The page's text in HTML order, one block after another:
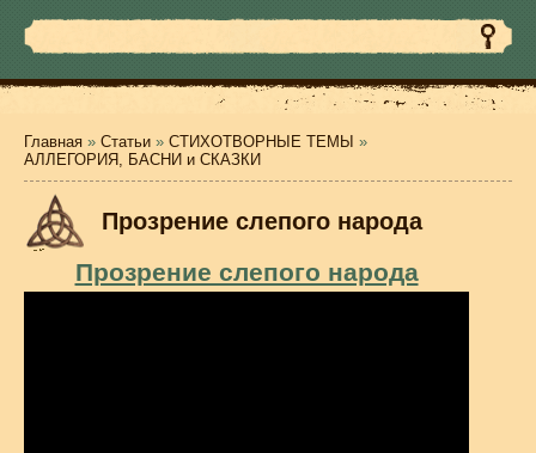
Главная » Статьи » СТИХОТВОРНЫЕ ТЕМЫ »
АЛЛЕГОРИЯ, БАСНИ и СКАЗКИ
Прозрение слепого народа
Прозрение слепого народа